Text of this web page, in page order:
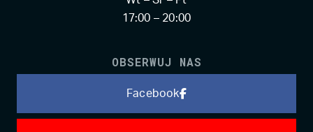
17:00 – 20:00
OBSERWUJ NAS
Facebook